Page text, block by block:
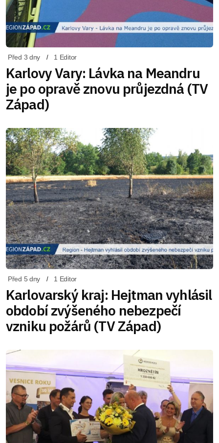
Před 3 dny 1 Editor
Karlovy Vary: Lávka na Meandru
je po opravě znovu průjezdná (TV
Západ)
Před 5 dny 1 Editor
Karlovarský kraj: Hejtman vyhlásil
období zvýšeného nebezpečí
vzniku požárů (TV Západ)